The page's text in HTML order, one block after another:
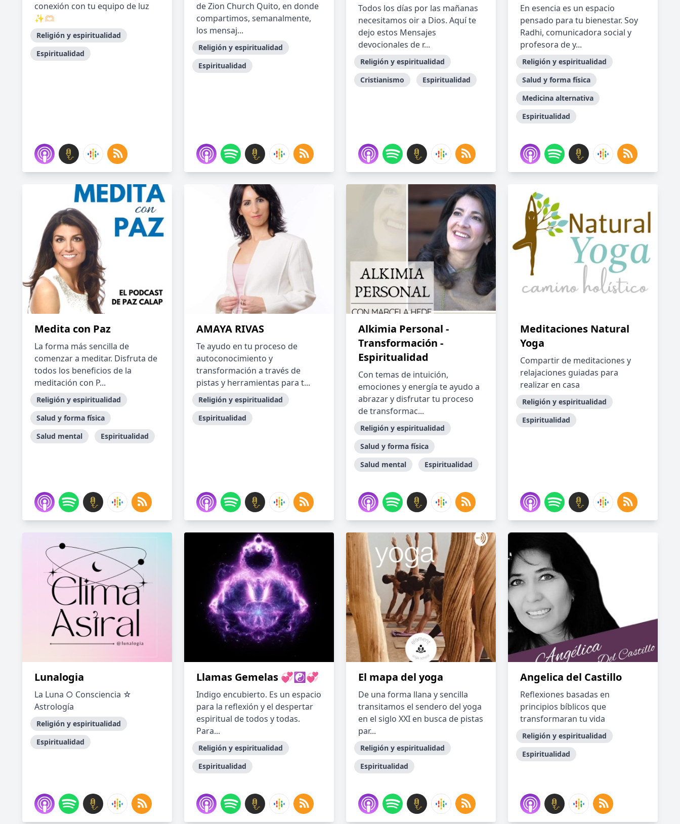
conexión con tu equipo de luz
✨🫶🏻
Religión y espiritualidad
Espiritualidad
de Zion Church Quito, en donde
compartimos, semanalmente,
los mensaj...
Religión y espiritualidad
Espiritualidad
Todos los días por las mañanas
necesitamos oir a Dios. Aquí te
dejo estos Mensajes
devocionales de r...
Religión y espiritualidad
Cristianismo
Espiritualidad
En esencia es un espacio
pensado para tu bienestar. Soy
Radhi, comunicadora social y
profesora de y...
Religión y espiritualidad
Salud y forma física
Medicina alternativa
Espiritualidad
Medita con Paz
La forma más sencilla de
comenzar a meditar. Disfruta de
todos los beneficios de la
meditación con P...
Religión y espiritualidad
Salud y forma física
Salud mental
Espiritualidad
AMAYA RIVAS
Te ayudo en tu proceso de
autoconocimiento y
transformación a través de
pistas y herramientas para t...
Religión y espiritualidad
Espiritualidad
Alkimia Personal -
Transformación -
Espiritualidad
Con temas de intuición,
emociones y energía te ayudo a
abrazar y disfrutar tu proceso
de transformac...
Religión y espiritualidad
Salud y forma física
Salud mental
Espiritualidad
Meditaciones Natural
Yoga
Compartir de meditaciones y
relajaciones guiadas para
realizar en casa
Religión y espiritualidad
Espiritualidad
Lunalogia
La Luna ○ Consciencia ☆
Astrología
Religión y espiritualidad
Espiritualidad
Llamas Gemelas 💞☯️💞
Indigo encubierto. Es un espacio
para la reflexión y el despertar
espiritual de todos y todas.
Para...
Religión y espiritualidad
Espiritualidad
El mapa del yoga
De una forma llana y sencilla
transitamos el sendero del yoga
en el siglo XXI en busca de pistas
par...
Religión y espiritualidad
Espiritualidad
Angelica del Castillo
Reflexiones basadas en
principios bíblicos que
transformaran tu vida
Religión y espiritualidad
Espiritualidad